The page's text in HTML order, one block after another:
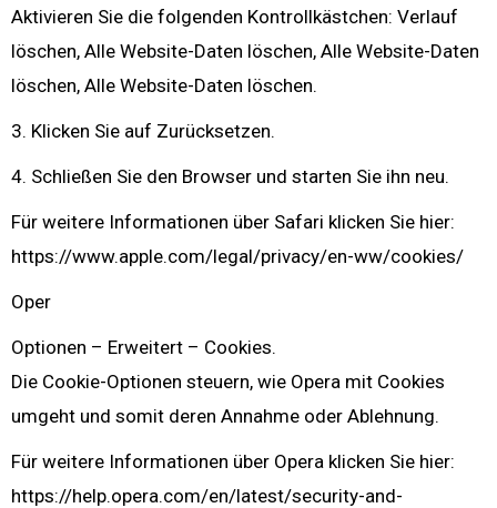
Aktivieren Sie die folgenden Kontrollkästchen: Verlauf
löschen, Alle Website-Daten löschen, Alle Website-Daten
löschen, Alle Website-Daten löschen.
3. Klicken Sie auf Zurücksetzen.
4. Schließen Sie den Browser und starten Sie ihn neu.
Für weitere Informationen über Safari klicken Sie hier:
https://www.apple.com/legal/privacy/en-ww/cookies/
Oper
Optionen – Erweitert – Cookies.
Die Cookie-Optionen steuern, wie Opera mit Cookies
umgeht und somit deren Annahme oder Ablehnung.
Für weitere Informationen über Opera klicken Sie hier:
https://help.opera.com/en/latest/security-and-